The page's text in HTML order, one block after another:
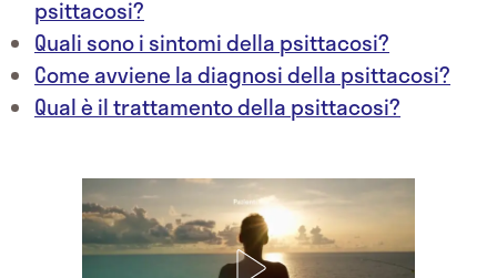
psittacosi?
Quali sono i sintomi della psittacosi?
Come avviene la diagnosi della psittacosi?
Qual è il trattamento della psittacosi?